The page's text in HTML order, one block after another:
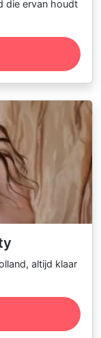
die ervan houdt
altijd klaar